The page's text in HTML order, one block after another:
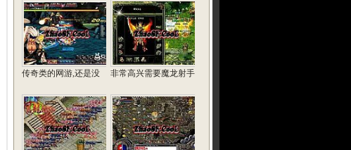
传奇类的网游,还是没 非常高兴需要魔龙射手